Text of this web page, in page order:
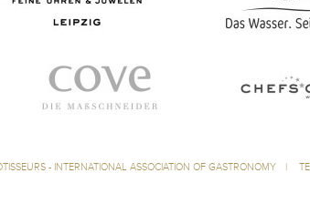
- INTERNATIONAL ASSOCIATION OF GASTRONOMY |